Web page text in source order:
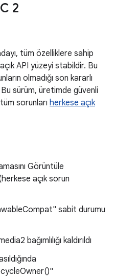
2
tüm özelliklere sahip
API yüzeyi stabildir. Bu
olmadığı son kararlı
sürüm, üretimde güvenli
sorunları herkese açık
Görüntüle
açık sorun
sabit durumu
bağımlılığı kaldırıldı